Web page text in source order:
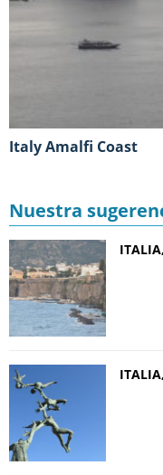
Italy Amalfi Coast
Nuestra